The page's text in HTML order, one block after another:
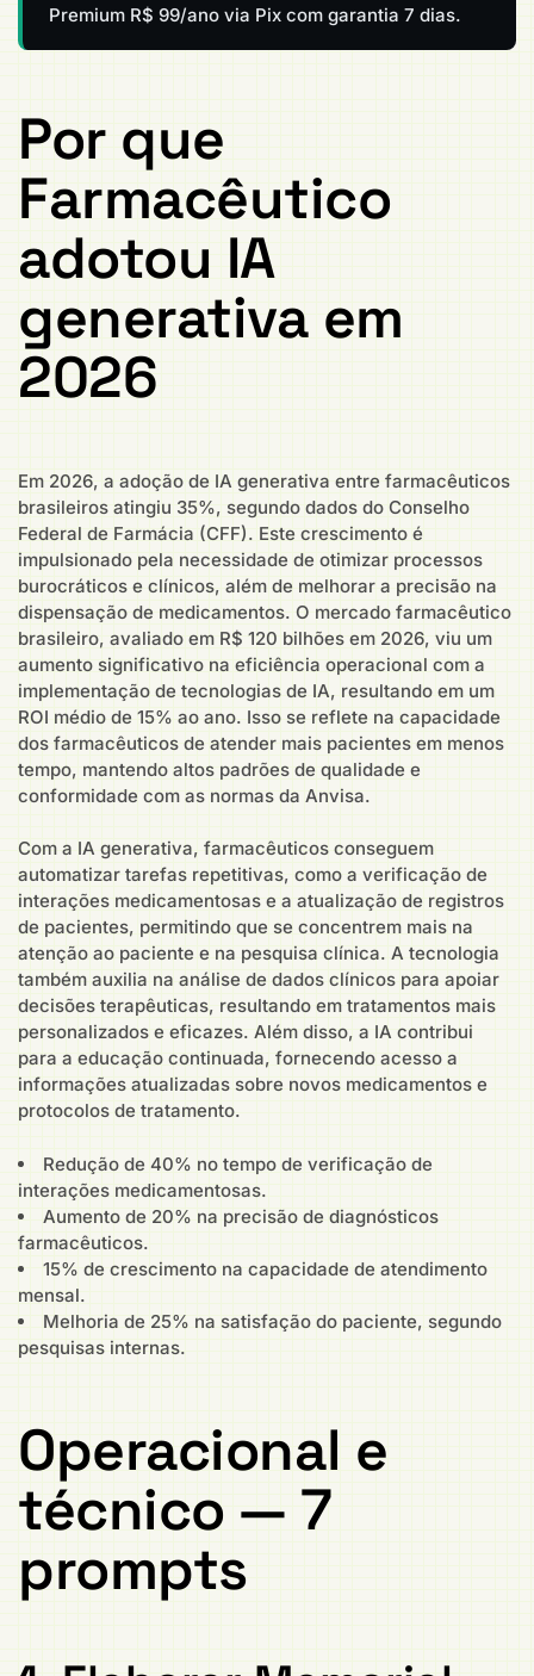
Premium R$ 99/ano via Pix com garantia 7 dias.
Por que
Farmacêutico
adotou IA
generativa em
2026
Em 2026, a adoção de IA generativa entre farmacêuticos
brasileiros atingiu 35%, segundo dados do Conselho
Federal de Farmácia (CFF). Este crescimento é
impulsionado pela necessidade de otimizar processos
burocráticos e clínicos, além de melhorar a precisão na
dispensação de medicamentos. O mercado farmacêutico
brasileiro, avaliado em R$ 120 bilhões em 2026, viu um
aumento significativo na eficiência operacional com a
implementação de tecnologias de IA, resultando em um
ROI médio de 15% ao ano. Isso se reflete na capacidade
dos farmacêuticos de atender mais pacientes em menos
tempo, mantendo altos padrões de qualidade e
conformidade com as normas da Anvisa.
Com a IA generativa, farmacêuticos conseguem
automatizar tarefas repetitivas, como a verificação de
interações medicamentosas e a atualização de registros
de pacientes, permitindo que se concentrem mais na
atenção ao paciente e na pesquisa clínica. A tecnologia
também auxilia na análise de dados clínicos para apoiar
decisões terapêuticas, resultando em tratamentos mais
personalizados e eficazes. Além disso, a IA contribui
para a educação continuada, fornecendo acesso a
informações atualizadas sobre novos medicamentos e
protocolos de tratamento.
Redução de 40% no tempo de verificação de
interações medicamentosas.
Aumento de 20% na precisão de diagnósticos
farmacêuticos.
15% de crescimento na capacidade de atendimento
mensal.
Melhoria de 25% na satisfação do paciente, segundo
pesquisas internas.
Operacional e
técnico — 7
prompts